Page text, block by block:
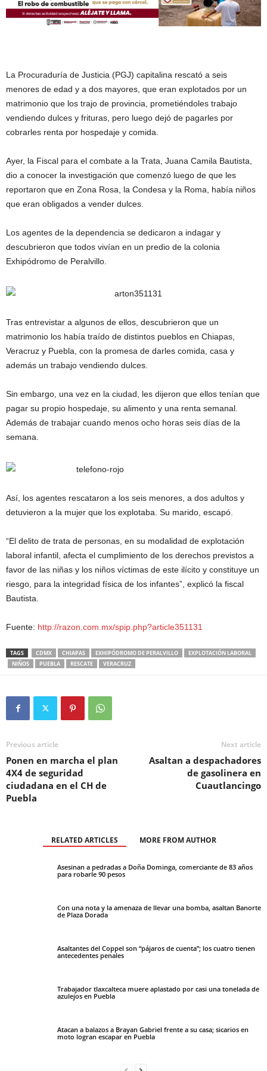
La Procuraduría de Justicia (PGJ) capitalina rescató a seis
menores de edad y a dos mayores, que eran explotados por un
matrimonio que los trajo de provincia, prometiéndoles trabajo
vendiendo dulces y frituras, pero luego dejó de pagarles por
cobrarles renta por hospedaje y comida.
Ayer, la Fiscal para el combate a la Trata, Juana Camila Bautista,
dio a conocer la investigación que comenzó luego de que les
reportaron que en Zona Rosa, la Condesa y la Roma, había niños
que eran obligados a vender dulces.
Los agentes de la dependencia se dedicaron a indagar y
descubrieron que todos vivían en un predio de la colonia
Exhipódromo de Peralvillo.
Tras entrevistar a algunos de ellos, descubrieron que un
matrimonio los había traído de distintos pueblos en Chiapas,
Veracruz y Puebla, con la promesa de darles comida, casa y
además un trabajo vendiendo dulces.
Sin embargo, una vez en la ciudad, les dijeron que ellos tenían que
pagar su propio hospedaje, su alimento y una renta semanal.
Además de trabajar cuando menos ocho horas seis días de la
semana.
Así, los agentes rescataron a los seis menores, a dos adultos y
detuvieron a la mujer que los explotaba. Su marido, escapó.
“El delito de trata de personas, en su modalidad de explotación
laboral infantil, afecta el cumplimiento de los derechos previstos a
favor de las niñas y los niños víctimas de este ilícito y constituye un
riesgo, para la integridad física de los infantes”, explicó la fiscal
Bautista.
Fuente: http://razon.com.mx/spip.php?article351131
TAGS CDMX CHIAPAS EXHIPÓDROMO DE PERALVILLO
EXPLOTACIÓN LABORAL
NIÑOS
PUEBLA RESCATE VERACRUZ
Previous article
Ponen en marcha el plan
4X4 de seguridad
ciudadana en el CH de
Puebla
Next article
Asaltan a despachadores
de gasolinera en
Cuautlancingo
RELATED ARTICLES MORE FROM AUTHOR
Asesinan a pedradas a Doña Dominga, comerciante de 83 años
para robarle 90 pesos
Con una nota y la amenaza de llevar una bomba, asaltan Banorte
de Plaza Dorada
Asaltantes del Coppel son “pájaros de cuenta”; los cuatro tienen
antecedentes penales
Trabajador tlaxcalteca muere aplastado por casi una tonelada de
azulejos en Puebla
Atacan a balazos a Brayan Gabriel frente a su casa; sicarios en
moto logran escapar en Puebla